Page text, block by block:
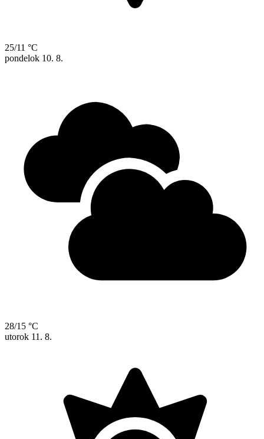
25/11 °C
pondelok 10. 8.
28/15 °C
utorok 11. 8.